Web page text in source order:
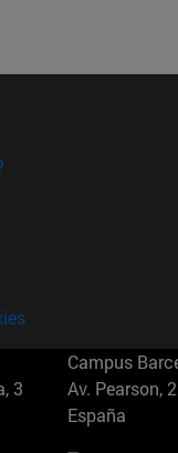
3
Campus
Av. Pearson,
España